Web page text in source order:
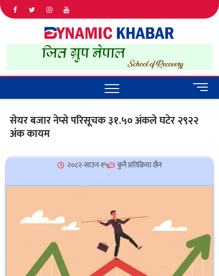
IN NEPAL
M
e
u
n
सेयर बजार नेप्से परिसूचक ३१.५० अंकले घटेर २९२२
अंक कायम
२०८२-साउन-१५ कुनै प्रतिक्रिया छैन